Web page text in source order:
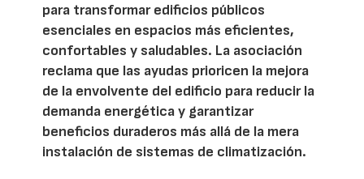
para transformar edificios públicos
esenciales en espacios más eficientes,
confortables y saludables. La asociación
reclama que las ayudas prioricen la mejora
de la envolvente del edificio para reducir la
demanda energética y garantizar
beneficios duraderos más allá de la mera
instalación de sistemas de climatización.